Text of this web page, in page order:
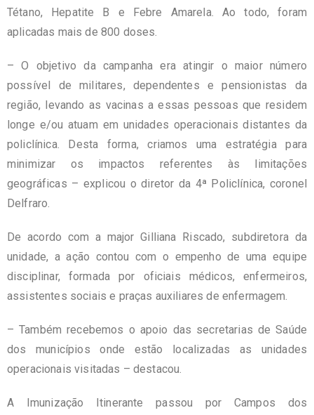
Tétano, Hepatite B e Febre Amarela. Ao todo, foram
aplicadas mais de 800 doses.
– O objetivo da campanha era atingir o maior número
possível de militares, dependentes e pensionistas da
região, levando as vacinas a essas pessoas que residem
longe e/ou atuam em unidades operacionais distantes da
policlínica. Desta forma, criamos uma estratégia para
minimizar os impactos referentes às limitações
geográficas – explicou o diretor da 4ª Policlínica, coronel
Delfraro.
De acordo com a major Gilliana Riscado, subdiretora da
unidade, a ação contou com o empenho de uma equipe
disciplinar, formada por oficiais médicos, enfermeiros,
assistentes sociais e praças auxiliares de enfermagem.
– Também recebemos o apoio das secretarias de Saúde
dos municípios onde estão localizadas as unidades
operacionais visitadas – destacou.
A Imunização Itinerante passou por Campos dos